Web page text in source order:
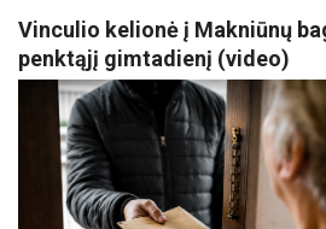
Vinculio kelionė į Makniūnų
penktąjį gimtadienį (video)